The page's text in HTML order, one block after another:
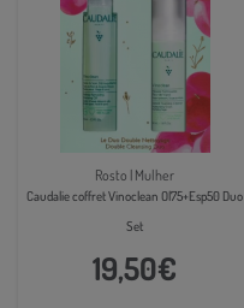
Rosto | Mulher
Caudalie coffret Vinoclean Ol75+Esp50 Duo
Set
19,50€